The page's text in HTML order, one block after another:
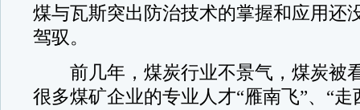
煤与瓦斯突出防治技术的掌握和应用还
驾驭。
前几年，煤炭行业不景气，煤炭被
很多煤矿企业的专业人才“雁南飞”、“走